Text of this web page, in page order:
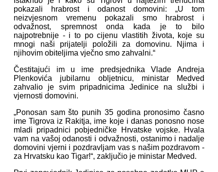
pokazali hrabrost i odanost domovini: „U tom
neizvjesnom vremenu pokazali smo hrabrost i
odvažnost, spremnost onda kada je to bilo
najpotrebnije - i to po cijenu vlastitih života, koje su
mnogi naši prijatelji položili za domovinu. Njima i
njihovim obiteljima vječno smo zahvalni.“
Čestitajući im u ime predsjednika Vlade Andreja
Plenkovića jubilarnu obljetnicu, ministar Medved
zahvalio je svim pripadnicima Jedinice na službi i
vjernosti domovini.
„Ponosan sam što punih 35 godina pronosimo časno
ime Tigrova iz Rakitja, ime koje i danas ponosno nose
mladi pripadnici pobjedničke Hrvatske vojske. Hvala
vam na vašoj odanosti i odvažnosti, ostanimo i nadalje
domovini vjerni i pozdravljam vas s našim pozdravom -
za Hrvatsku kao Tigar!“, zaključio je ministar Medved.